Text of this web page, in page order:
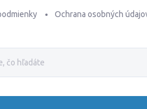
Ochrana osobných